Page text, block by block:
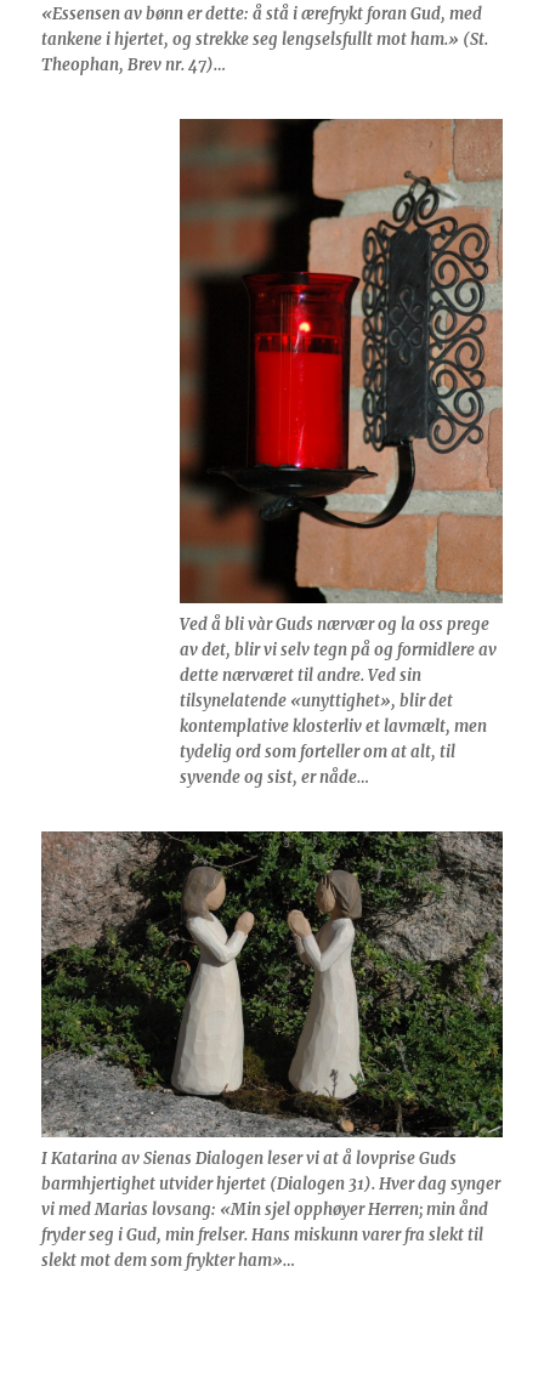
«Essensen av bønn er dette: å stå i ærefrykt foran Gud, med
tankene i hjertet, og strekke seg lengselsfullt mot ham.» (St.
Theophan, Brev nr. 47)…
Ved å bli vàr Guds nærvær og la oss prege
av det, blir vi selv tegn på og formidlere av
dette nærværet til andre. Ved sin
tilsynelatende «unyttighet», blir det
kontemplative klosterliv et lavmælt, men
tydelig ord som forteller om at alt, til
syvende og sist, er nåde…
I Katarina av Sienas Dialogen leser vi at å lovprise Guds
barmhjertighet utvider hjertet (Dialogen 31). Hver dag synger
vi med Marias lovsang: «Min sjel opphøyer Herren; min ånd
fryder seg i Gud, min frelser. Hans miskunn varer fra slekt til
slekt mot dem som frykter ham»…